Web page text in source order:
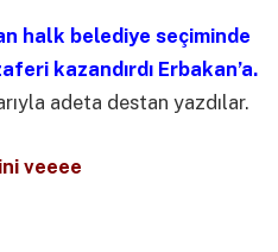
halk belediye seçiminde
kazandırdı Erbakan’a.
adeta destan yazdılar.
veeee